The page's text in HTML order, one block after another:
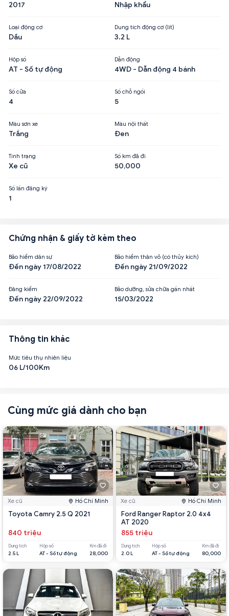
2017 Nhập khẩu
Loại động cơ
Dầu
Dung tích động cơ (lít)
3.2 L
Hộp số
AT - Số tự động
Dẫn động
4WD - Dẫn động 4 bánh
Số cửa
4
Số chỗ ngồi
5
Màu sơn xe
Trắng
Màu nội thất
Đen
Tình trạng
Xe cũ
Số km đã đi
50,000
Số lần đăng ký
1
Chứng nhận & giấy tờ kèm theo
Bảo hiểm dân sự
Đến ngày 17/08/2022
Bảo hiểm thân vỏ (có thủy kích)
Đến ngày 21/09/2022
Đăng kiểm
Đến ngày 22/09/2022
Bảo dưỡng, sửa chữa gần nhất
15/03/2022
Thông tin khác
Mức tiêu thụ nhiên liệu
06 L/100Km
Cùng mức giá dành cho bạn
Xe cũ Hồ Chí Minh
Toyota Camry 2.5 Q 2021
840 triệu
Dung tích
2.5 L
Hộp số
AT - Số tự động
Km đã đi
28,000
Xe cũ Hồ Chí Minh
Ford Ranger Raptor 2.0 4x4
AT 2020
855 triệu
Dung tích
2.0 L
Hộp số
AT - Số tự động
Km đã đi
80,000